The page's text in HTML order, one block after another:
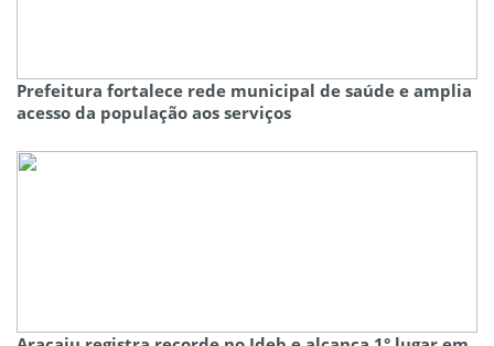
Prefeitura fortalece rede municipal de saúde e amplia
acesso da população aos serviços